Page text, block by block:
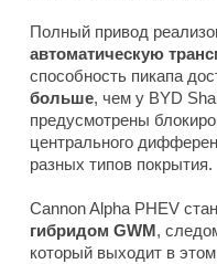
Полный привод
автоматическую
способность пикапа
больше, чем у BYD
предусмотрены
центрального
разных типов покрытия.
Cannon Alpha PHEV
гибридом GWM,
который выходит в